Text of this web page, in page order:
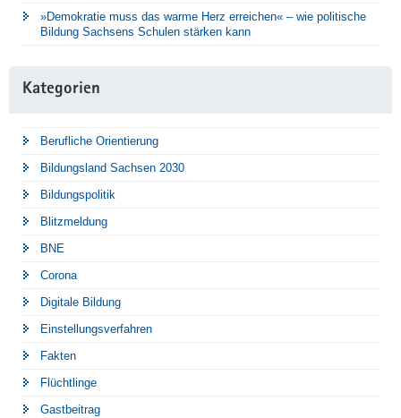
»Demokratie muss das warme Herz erreichen« – wie politische
Bildung Sachsens Schulen stärken kann
Kategorien
Berufliche Orientierung
Bildungsland Sachsen 2030
Bildungspolitik
Blitzmeldung
BNE
Corona
Digitale Bildung
Einstellungsverfahren
Fakten
Flüchtlinge
Gastbeitrag